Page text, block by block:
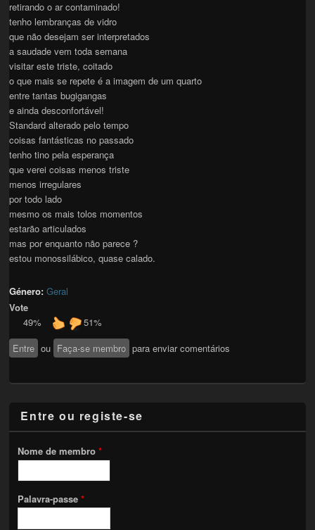
retirando o ar contaminado!
tenho lembranças de vidro
que não desejam ser interpretados
a saudade vem toda semana
visitar este triste, coitado
o que mais se repete é a imagem de um quarto
entre tantas bugigangas
e ainda desconfortável!
Standard alterado pelo tempo
coisas fantásticas no passado
tenho tino pela esperança
que verei coisas menos triste
menos irregulares
por todo lado
mesmo os mais tolos momentos
estarão articulados
mas por enquanto não parece ?
estou monossilábico, quase calado.
Género:Geral
Vote
49%
51%
Entre ou Faça-se membro para enviar comentários
Entre ou registe-se
Nome de membro*
Palavra-passe*